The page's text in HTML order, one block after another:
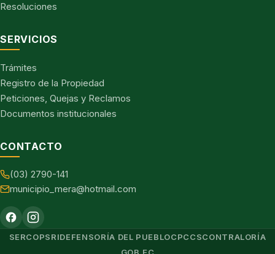
Resoluciones
SERVICIOS
Trámites
Registro de la Propiedad
Peticiones, Quejas y Reclamos
Documentos institucionales
CONTACTO
(03) 2790-141
municipio_mera@hotmail.com
SERCOPSRIDEFENSORÍA DEL PUEBLOCPCCSCONTRALORÍA